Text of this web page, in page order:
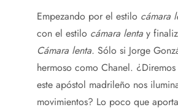
Empezando por el estilo cámara
con el estilo cámara lenta y
Cámara lenta. Sólo si Jorge
hermoso como Chanel.
este apóstol madrileño nos
movimientos? Lo poco que